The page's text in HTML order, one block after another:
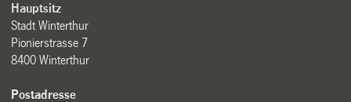
Hauptsitz
Stadt Winterthur
Pionierstrasse 7
8400 Winterthur
Postadresse